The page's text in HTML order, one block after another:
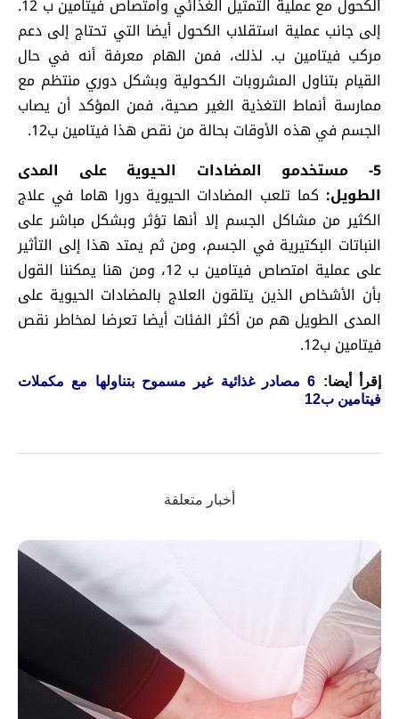
الكحول مع عملية التمثيل الغذائي وامتصاص فيتامين ب 12.
إلى جانب عملية استقلاب الكحول أيضا التي تحتاج إلى دعم
مركب فيتامين ب. لذلك، فمن الهام معرفة أنه في حال
القيام بتناول المشروبات الكحولية وبشكل دوري منتظم مع
ممارسة أنماط التغذية الغير صحية، فمن المؤكد أن يصاب
الجسم في هذه الأوقات بحالة من نقص هذا فيتامين ب12.
5- مستخدمو المضادات الحيوية على المدى
الطويل: كما تلعب المضادات الحيوية دورا هاما في علاج
الكثير من مشاكل الجسم إلا أنها تؤثر وبشكل مباشر على
النباتات البكتيرية في الجسم، ومن ثم يمتد هذا إلى التأثير
على عملية امتصاص فيتامين ب 12، ومن هنا يمكننا القول
بأن الأشخاص الذين يتلقون العلاج بالمضادات الحيوية على
المدى الطويل هم من أكثر الفئات أيضا تعرضا لمخاطر نقص
فيتامين ب12.
إقرأ أيضا:
6 مصادر غذائية غير مسموح بتناولها مع مكملات
فيتامين ب12
أخبار متعلقة